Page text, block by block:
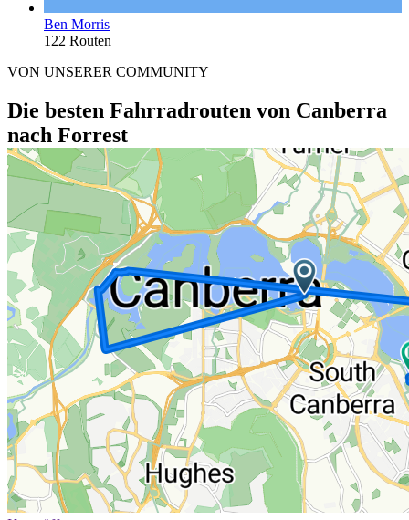
Ben Morris
122 Routen
VON UNSERER COMMUNITY
Die besten Fahrradrouten von Canberra
nach Forrest